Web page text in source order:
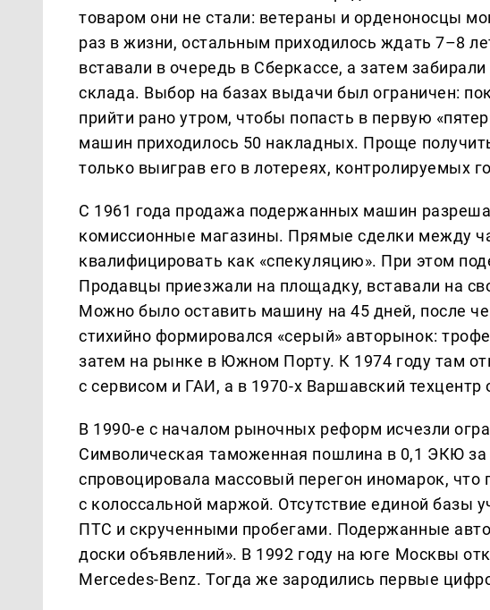
товаром они не стали: ветераны и орденоносцы
раз в жизни, остальным приходилось ждать 7–8
вставали в очередь в Сберкассе, а затем
склада. Выбор на базах выдачи был ограничен:
прийти рано утром, чтобы попасть в первую
машин приходилось 50 накладных. Проще
только выиграв его в лотереях, контролируемых
С 1961 года продажа подержанных машин
комиссионные магазины. Прямые сделки между
квалифицировать как «спекуляцию». При этом
Продавцы приезжали на площадку, вставали на
Можно было оставить машину на 45 дней, после
стихийно формировался «серый» авторынок:
затем на рынке в Южном Порту. К 1974 году там
с сервисом и ГАИ, а в 1970-х Варшавский
В 1990-е с началом рыночных реформ исчезли
Символическая таможенная пошлина в 0,1 ЭКЮ за
спровоцировала массовый перегон иномарок,
с колоссальной маржой. Отсутствие единой базы
ПТС и скрученными пробегами. Подержанные
доски объявлений». В 1992 году на юге Москвы
Mercedes-Benz. Тогда же зародились первые